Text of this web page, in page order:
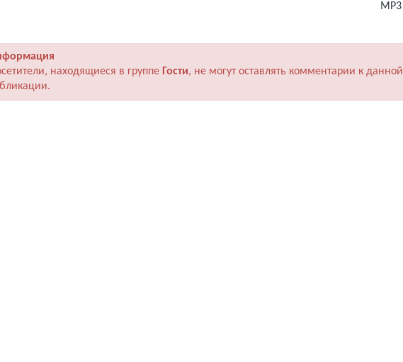
MP3
находящиеся в группе Гости, не могут оставлять комментарии к данной